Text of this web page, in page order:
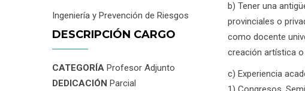
Ingeniería y Prevención de Riesgos
DESCRIPCIÓN CARGO
CATEGORÍA Profesor Adjunto
DEDICACIÓN Parcial
b) Tener una
provinciales o
como docente
creación artística
c) Experiencia